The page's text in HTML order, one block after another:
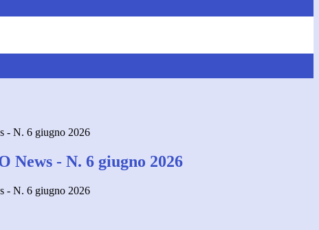
- N. 6 giugno 2026
News - N. 6 giugno 2026
- N. 6 giugno 2026